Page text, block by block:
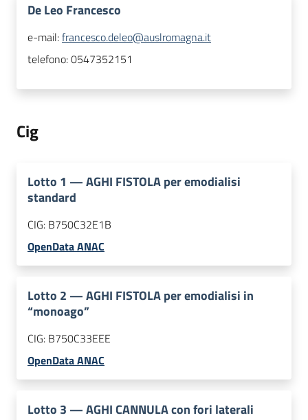
De Leo Francesco
e-mail:francesco.deleo@auslromagna.it
telefono:0547352151
Cig
Lotto 1 —AGHI FISTOLA per emodialisi
standard
CIG: B750C32E1B
OpenData ANAC
Lotto 2 —AGHI FISTOLA per emodialisi in
“monoago”
CIG: B750C33EEE
OpenData ANAC
Lotto 3 —AGHI CANNULA con fori laterali